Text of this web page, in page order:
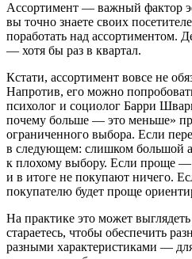
Ассортимент — важный фактор
вы точно знаете своих
поработать над ассортиментом.
— хотя бы раз в квартал.
Кстати, ассортимент вовсе не
Напротив, его можно
психолог и социолог Барри
почему больше — это меньше»
ограниченного выбора. Если
в следующем: слишком большой
к плохому выбору. Если проще —
и в итоге не покупают ничего.
покупателю будет проще
На практике это может
стараетесь, чтобы обеспечить
разными характеристиками —